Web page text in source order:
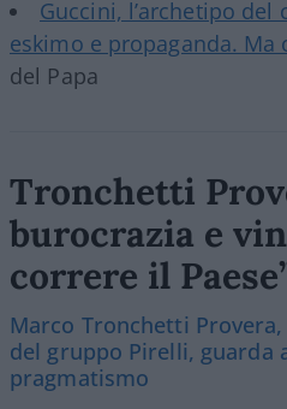
Guccini, l’archetipo del
eskimo e propaganda. Ma
del Papa
Tronchetti
burocrazia e
correre il
Marco Tronchetti
del gruppo Pirelli, guarda
pragmatismo